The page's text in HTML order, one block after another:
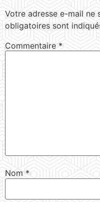
Votre adresse e-mail ne
obligatoires sont
Commentaire*
Nom*